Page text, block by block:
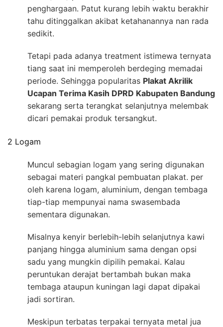
penghargaan. Patut kurang lebih waktu berakhir
tahu ditinggalkan akibat ketahanannya nan rada
sedikit.
Tetapi pada adanya treatment istimewa ternyata
tiang saat ini memperoleh berdeging memadai
periode. Sehingga popularitas Plakat Akrilik
Ucapan Terima Kasih DPRD Kabupaten Bandung
sekarang serta terangkat selanjutnya melembak
dicari pemakai produk tersangkut.
2 Logam
Muncul sebagian logam yang sering digunakan
sebagai materi pangkal pembuatan plakat. per
oleh karena logam, aluminium, dengan tembaga
tiap-tiap mempunyai nama swasembada
sementara digunakan.
Misalnya kenyir berlebih-lebih selanjutnya kawi
panjang hingga aluminium sama dengan opsi
sadu yang mungkin dipilih pemakai. Kalau
peruntukan derajat bertambah bukan maka
tembaga ataupun kuningan lagi dapat dipakai
jadi sortiran.
Meskipun terbatas terpakai ternyata metal jua